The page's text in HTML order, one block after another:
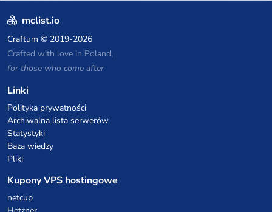
mclist.io
Craftum © 2019-2026
Crafted with love in Poland,
for those who come after
Linki
Polityka prywatności
Archiwalna lista serwerów
Statystyki
Baza wiedzy
Pliki
Kupony VPS hostingowe
netcup